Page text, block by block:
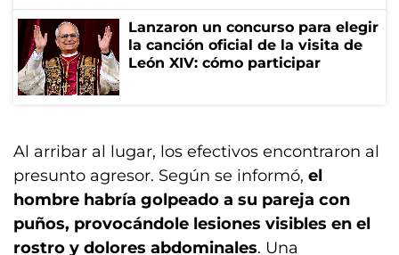
Lanzaron un concurso para elegir
la canción oficial de la visita de
León XIV: cómo participar
Al arribar al lugar, los efectivos encontraron al
presunto agresor. Según se informó, el
hombre habría golpeado a su pareja con
puños, provocándole lesiones visibles en el
rostro y dolores abdominales. Una